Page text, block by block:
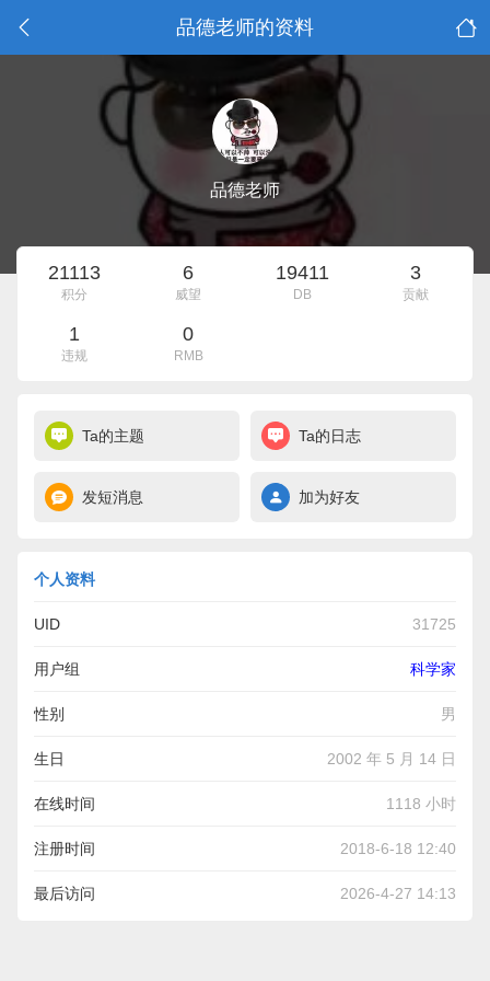
品德老师的资料
品德老师
21113
积分
6
威望
19411
DB
3
贡献
1
违规
0
RMB
Ta的主题 Ta的日志
发短消息 加为好友
个人资料
UID 31725
用户组 科学家
性别 男
生日 2002 年 5 月 14 日
在线时间 1118 小时
注册时间 2018-6-18 12:40
最后访问 2026-4-27 14:13